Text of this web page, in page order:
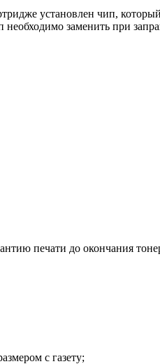
установлен чип,
заменить при
печати до окончания
с газету;